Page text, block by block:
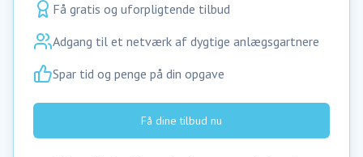
Få gratis og uforpligtende tilbud
Adgang til et netværk af dygtige anlægsgartnere
Spar tid og penge på din opgave
Få dine tilbud nu